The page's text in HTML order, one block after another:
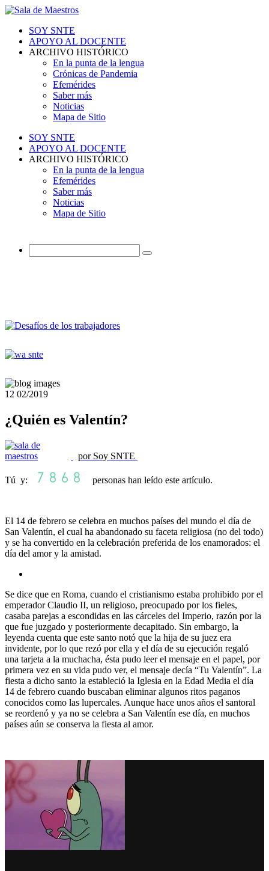
SOY SNTE
APOYO AL DOCENTE
ARCHIVO HISTÓRICO
En la punta de la lengua
Crónicas de Pandemia
Efemérides
Saber más
Noticias
Mapa de Sitio
SOY SNTE
APOYO AL DOCENTE
ARCHIVO HISTÓRICO
En la punta de la lengua
Efemérides
Saber más
Noticias
Mapa de Sitio
12 02/2019
¿Quién es Valentín?
por Soy SNTE
Tú y: personas han leído este artículo.
El 14 de febrero se celebra en muchos países del mundo el día de
San Valentín, el cual ha abandonado su faceta religiosa (no del todo)
y se ha convertido en la celebración preferida de los enamorados: el
día del amor y la amistad.
Se dice que en Roma, cuando el cristianismo estaba prohibido por el
emperador Claudio II, un religioso, preocupado por los fieles,
casaba parejas a escondidas en las cárceles del Imperio, razón por la
que fue juzgado y posteriormente decapitado. Sin embargo, la
leyenda cuenta que este santo notó que la hija de su juez era
invidente, por lo que rezó por ella y el día de su ejecución regaló
una tarjeta a la muchacha, ésta pudo leer el mensaje en el papel, por
primera vez en su vida pudo ver, el mensaje decía “Tu Valentín”. La
fiesta a dicho santo la estableció la Iglesia en la Edad Media el día
14 de febrero cuando buscaban eliminar algunos ritos paganos
conocidos como las lupercales. Aunque hace unos años el santoral
se reordenó y ya no se celebra a San Valentín ese día, en muchos
países aún se conserva la fiesta al amor.